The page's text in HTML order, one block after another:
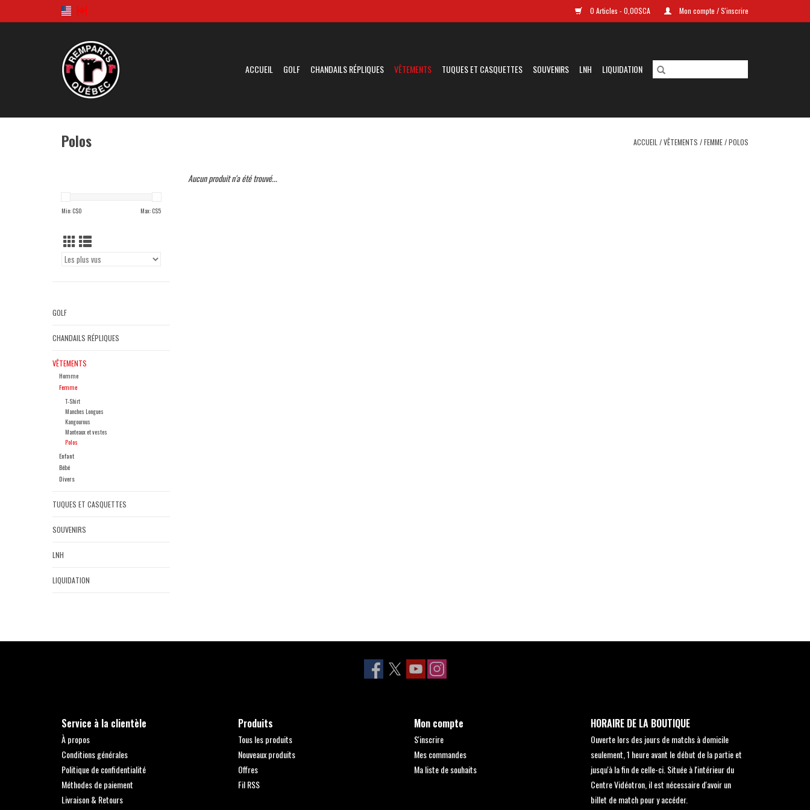
0 Articles - 0,00$CA Mon compte / S'inscrire
ACCUEIL GOLF CHANDAILS RÉPLIQUES VÊTEMENTS TUQUES ET CASQUETTES SOUVENIRS LNH LIQUIDATION
Polos ACCUEIL /VÊTEMENTS /FEMME/POLOS
Min: C$0 Max: C$5
GOLF
CHANDAILS RÉPLIQUES
VÊTEMENTS
Homme
Femme
T-Shirt
Manches Longues
Kangourous
Manteaux et vestes
Polos
Enfant
Bébé
Divers
TUQUES ET CASQUETTES
SOUVENIRS
LNH
LIQUIDATION
Aucun produit n'a été trouvé...
Service à la clientèle
À propos
Conditions générales
Politique de confidentialité
Méthodes de paiement
Livraison & Retours
Produits
Tous les produits
Nouveaux produits
Offres
Fil RSS
Mon compte
S'inscrire
Mes commandes
Ma liste de souhaits
HORAIRE DE LA BOUTIQUE
Ouverte lors des jours de matchs à domicile
seulement, 1 heure avant le début de la partie et
jusqu'à la fin de celle-ci. Située à l'intérieur du
Centre Vidéotron, il est nécessaire d'avoir un
billet de match pour y accéder.